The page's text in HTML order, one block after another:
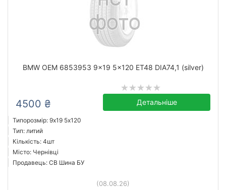
BMW OEM 6853953 9x19 5x120 ET48 DIA74,1 (silver)
4500 ₴ Детальніше
Типорозмір: 9x19 5х120
Тип: литий
Кількість: 4шт
Місто: Чернівці
Продавець: СВ Шина БУ
(08.08.26)